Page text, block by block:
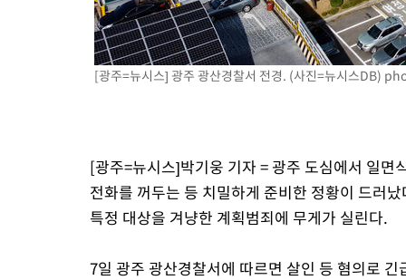
[속보] 호르무즈 해협 이란-오만 협상 기대속 뉴욕증시 혼조 마감
[광주=뉴시스] 광주 광산경찰서 전경. (사진=뉴시스DB)
[광주=뉴시스]박기웅 기자 = 광주 도심에서 일면
전화를 꺼두는 등 치밀하게 준비한 정황이 드러
특정 대상을 겨냥한 계획범죄에 무게가 실린다.
7일 광주 광산경찰서에 따르면 살인 등 혐의로